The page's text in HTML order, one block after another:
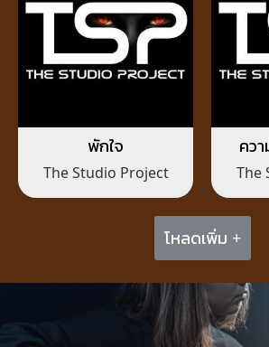
พักใจ
The Studio Project
คว
The
โหลดเพิ่ม +